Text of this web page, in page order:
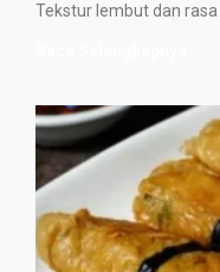
Tekstur lembut dan